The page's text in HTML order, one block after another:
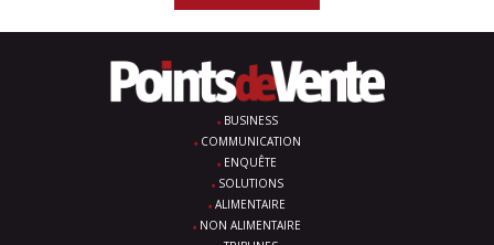
BUSINESS
COMMUNICATION
ENQUÊTE
SOLUTIONS
ALIMENTAIRE
NON ALIMENTAIRE